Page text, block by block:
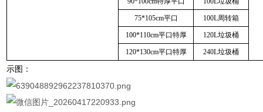
75*105cm平口 100L周转箱
100*110cm平口特厚 120L垃圾桶
120*130cm平口特厚 240L垃圾桶
示图：